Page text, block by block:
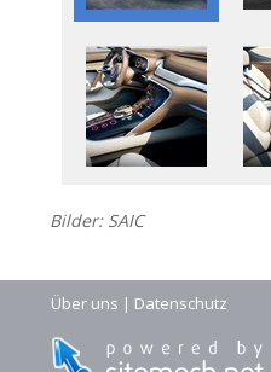
Bilder: SAIC
Über uns | Datenschutz